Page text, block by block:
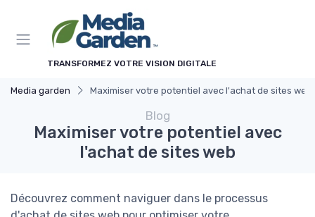
TRANSFORMEZ VOTRE VISION DIGITALE
Media garden Maximiser votre potentiel avec l'achat de sites web
Blog
Maximiser votre potentiel avec
l'achat de sites web
Découvrez comment naviguer dans le processus